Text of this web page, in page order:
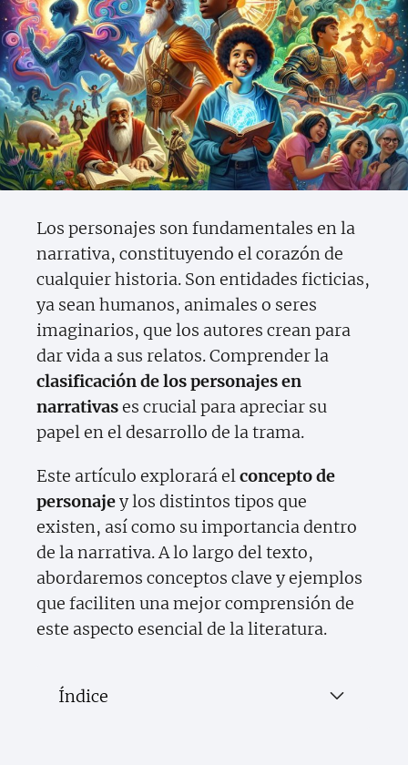
Los personajes son fundamentales en la
narrativa, constituyendo el corazón de
cualquier historia. Son entidades ficticias,
ya sean humanos, animales o seres
imaginarios, que los autores crean para
dar vida a sus relatos. Comprender la
clasificación de los personajes en
narrativases crucial para apreciar su
papel en el desarrollo de la trama.
Este artículo explorará elconcepto de
personajey los distintos tipos que
existen, así como su importancia dentro
de la narrativa. A lo largo del texto,
abordaremos conceptos clave y ejemplos
que faciliten una mejor comprensión de
este aspecto esencial de la literatura.
Índice